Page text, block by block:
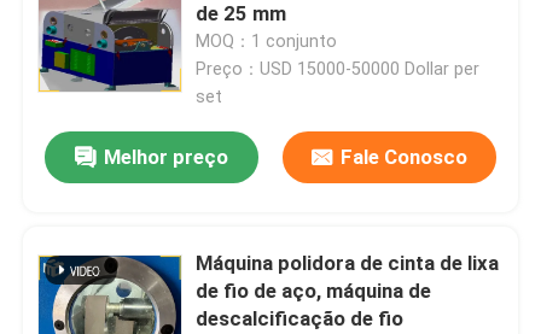
Para casa
Sobre nós
de 25 mm
MOQ：1 conjunto
Preço：USD 15000-50000 Dollar per
set
Melhor preço Fale Conosco
Máquina polidora de cinta de lixa
de fio de aço, máquina de
descalcificação de fio